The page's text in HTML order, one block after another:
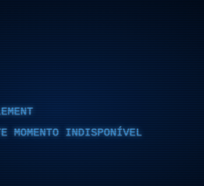
MOMENTO INDISPONÍVEL